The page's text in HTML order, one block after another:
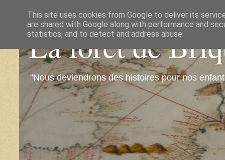
La forêt de
"Nous deviendrons des histoires pour nos
This site uses cookies from Google to deliver its
are shared with Google along with performance and
statistics, and to detect and address abuse.